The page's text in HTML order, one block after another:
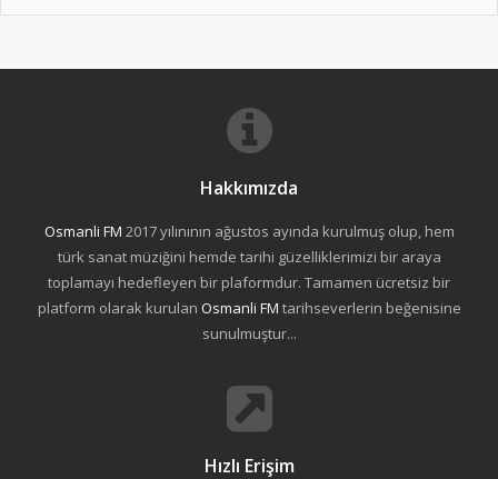
Hakkımızda
Osmanli FM 2017 yılınının ağustos ayında kurulmuş olup, hem
türk sanat müziğini hemde tarihi güzelliklerimizi bir araya
toplamayı hedefleyen bir plaformdur. Tamamen ücretsiz bir
platform olarak kurulan Osmanli FM tarihseverlerin beğenisine
sunulmuştur...
Hızlı Erişim